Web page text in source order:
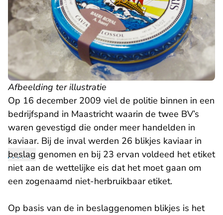
Afbeelding ter illustratie
Op 16 december 2009 viel de politie binnen in een
bedrijfspand in Maastricht waarin de twee BV’s
waren gevestigd die onder meer handelden in
kaviaar. Bij de inval werden 26 blikjes kaviaar in
beslag genomen en bij 23 ervan voldeed het etiket
niet aan de wettelijke eis dat het moet gaan om
een zogenaamd niet-herbruikbaar etiket.
Op basis van de in beslaggenomen blikjes is het